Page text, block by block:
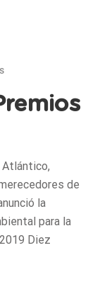
de
la
para la
Diez